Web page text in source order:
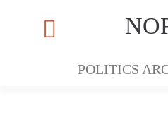
POLITICS